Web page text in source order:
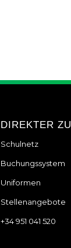
DIREKTER
Schulnetz
Buchungssystem
Uniformen
Stellenangebote
+34 951 041 520